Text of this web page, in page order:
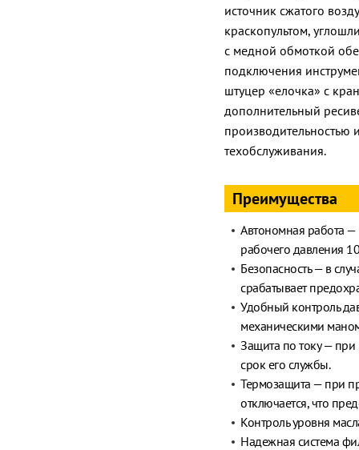
источник сжатого
краскопультом,
с медной обмоткой
подключения
штуцер «елочка» с
дополнительный
производительностью
техобслуживания.
Преимущества
Автономная работа —
рабочего давления
Безопасность — в
срабатывает
Удобный контроль
механическими
Защита по току — при
срок его службы.
Термозащита — при
отключается, что
Контроль уровня
Надежная система